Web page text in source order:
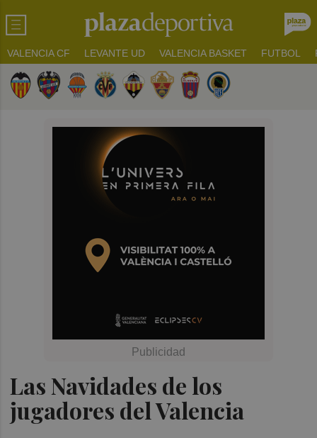
VALENCIA CF LEVANTE UD VALENCIA BASKET FUTBOL
Las Navidades de los
jugadores del Valencia